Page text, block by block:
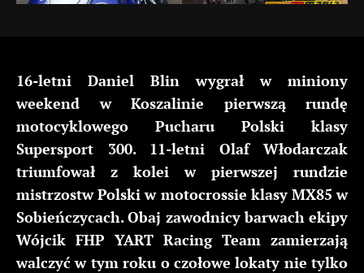
16-letni Daniel Blin wygrał w miniony
weekend w Koszalinie pierwszą rundę
motocyklowego Pucharu Polski klasy
Supersport 300. 11-letni Olaf Włodarczak
triumfował z kolei w pierwszej rundzie
mistrzostw Polski w motocrossie klasy MX85 w
Sobieńczycach. Obaj zawodnicy barwach ekipy
Wójcik FHP YART Racing Team zamierzają
walczyć w tym roku o czołowe lokaty nie tylko